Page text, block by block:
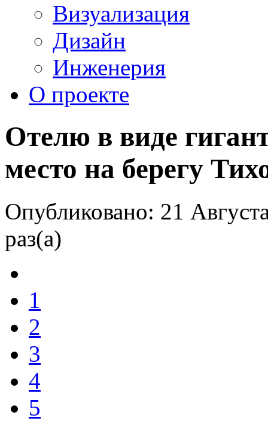
Визуализация
Дизайн
Инженерия
О проекте
Отелю в виде
место на берегу
Опубликовано: 21
раз(а)
1
2
3
4
5